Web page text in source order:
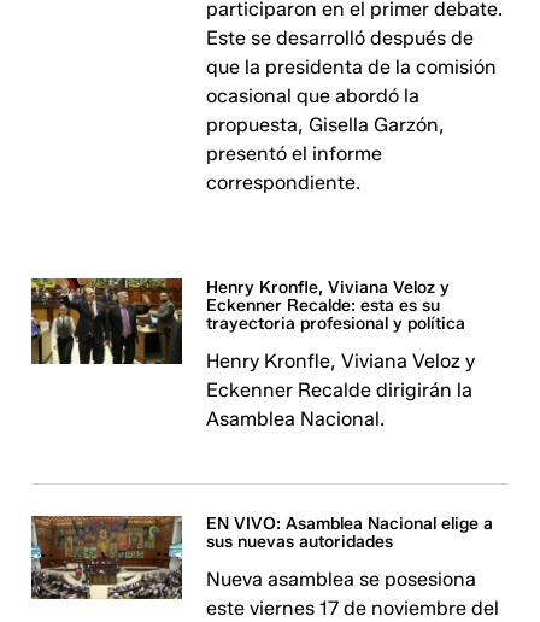
participaron en el primer debate.
Este se desarrolló después de
que la presidenta de la comisión
ocasional que abordó la
propuesta, Gisella Garzón,
presentó el informe
correspondiente.
Henry Kronfle, Viviana Veloz y
Eckenner Recalde: esta es su
trayectoria profesional y política
Henry Kronfle, Viviana Veloz y
Eckenner Recalde dirigirán la
Asamblea Nacional.
EN VIVO: Asamblea Nacional elige a
sus nuevas autoridades
Nueva asamblea se posesiona
este viernes 17 de noviembre del